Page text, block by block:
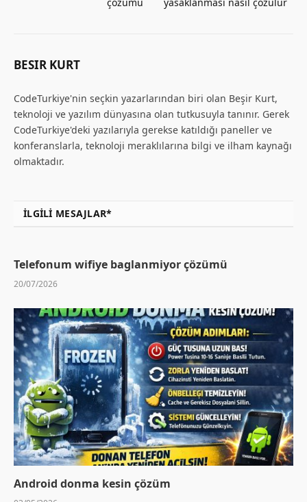
çözümü
yasaklanması nasıl çözülür
BESIR KURT
CodeTurkiye'nin seçkin yazarlarından biri olan Beşir Kurt,
teknoloji ve yazılım dünyasına olan tutkusuyla tanınır. Gerek
CodeTurkiye'deki yazılarıyla gerekse katıldığı paneller ve
konferanslarla, teknoloji meraklılarına bilgi ve ilham kaynağı
olmaktadır.
İLGILI MESAJLAR*
Telefonum wifiye baglanmiyor çözümü
20/07/2026
Android donma kesin çözüm